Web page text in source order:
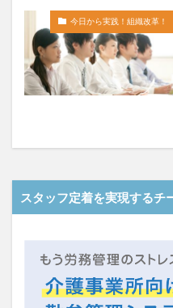
今日から実践！組織改革！
スタッフ定着を実現するチ